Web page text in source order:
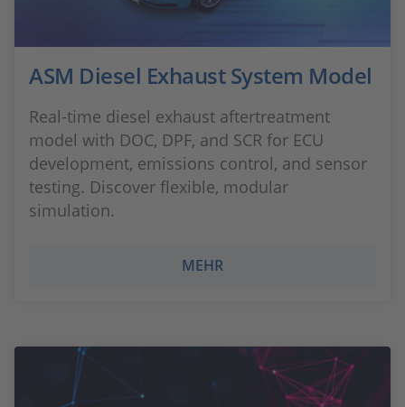
ASM Diesel Exhaust System Model
Real-time diesel exhaust aftertreatment
model with DOC, DPF, and SCR for ECU
development, emissions control, and sensor
testing. Discover flexible, modular
simulation.
MEHR